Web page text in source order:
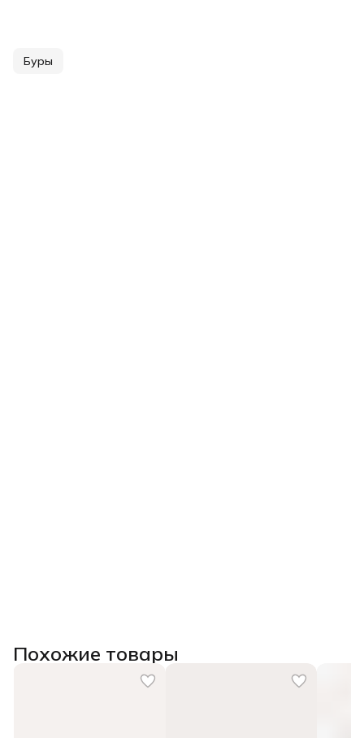
Буры
Похожие товары